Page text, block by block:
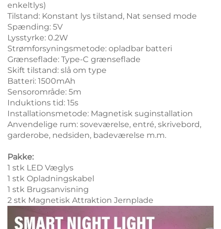
enkeltlys)
Tilstand: Konstant lys tilstand, Nat sensed mode
Spænding: 5V
Lysstyrke: 0.2W
Strømforsyningsmetode: opladbar batteri
Grænseflade: Type-C grænseflade
Skift tilstand: slå om type
Batteri: 1500mAh
Sensorområde: 5m
Induktions tid: 15s
Installationsmetode: Magnetisk suginstallation
Anvendelige rum: soveværelse, entré, skrivebord,
garderobe, nedsiden, badeværelse m.m.
Pakke:
1 stk LED Væglys
1 stk Opladningskabel
1 stk Brugsanvisning
2 stk Magnetisk Attraktion Jernplade